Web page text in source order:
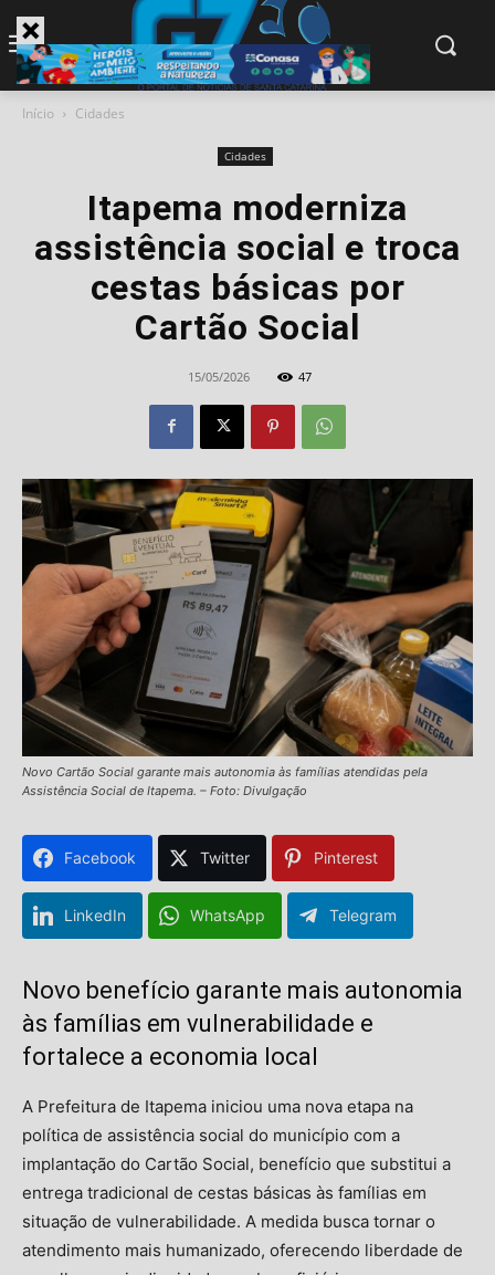
Início Cidades
Cidades
Itapema moderniza
assistência social e troca
cestas básicas por
Cartão Social
15/05/2026 47
Novo Cartão Social garante mais autonomia às famílias atendidas pela
Assistência Social de Itapema. – Foto: Divulgação
Facebook Twitter Pinterest
LinkedIn WhatsApp Telegram
Novo benefício garante mais autonomia
às famílias em vulnerabilidade e
fortalece a economia local
A Prefeitura de Itapema iniciou uma nova etapa na
política de assistência social do município com a
implantação do Cartão Social, benefício que substitui a
entrega tradicional de cestas básicas às famílias em
situação de vulnerabilidade. A medida busca tornar o
atendimento mais humanizado, oferecendo liberdade de
modal-check